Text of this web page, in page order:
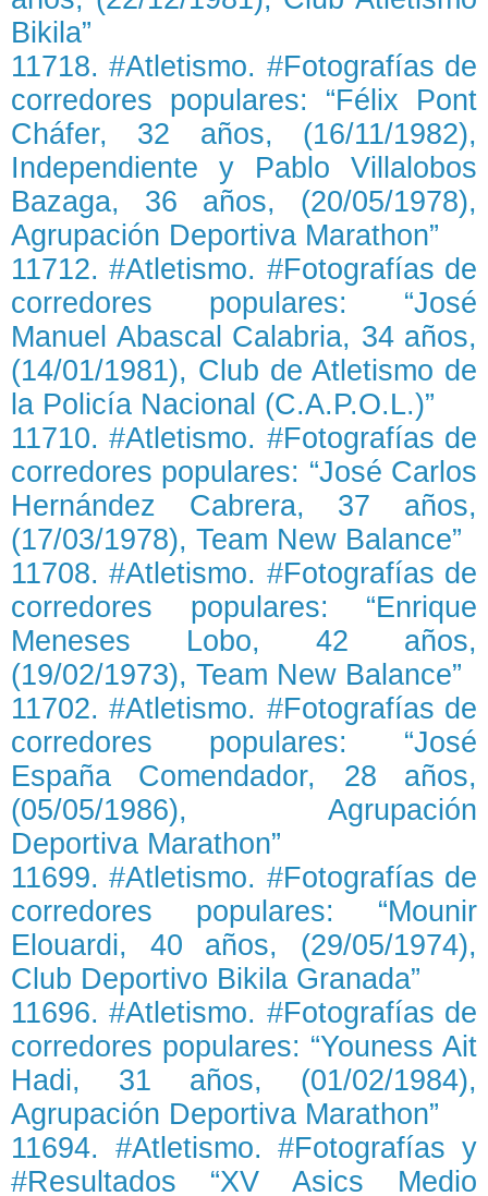
Bikila”
11718. #Atletismo. #Fotografías de
corredores populares: “Félix Pont
Cháfer, 32 años, (16/11/1982),
Independiente y Pablo Villalobos
Bazaga, 36 años, (20/05/1978),
Agrupación Deportiva Marathon”
11712. #Atletismo. #Fotografías de
corredores populares: “José
Manuel Abascal Calabria, 34 años,
(14/01/1981), Club de Atletismo de
la Policía Nacional (C.A.P.O.L.)”
11710. #Atletismo. #Fotografías de
corredores populares: “José Carlos
Hernández Cabrera, 37 años,
(17/03/1978), Team New Balance”
11708. #Atletismo. #Fotografías de
corredores populares: “Enrique
Meneses Lobo, 42 años,
(19/02/1973), Team New Balance”
11702. #Atletismo. #Fotografías de
corredores populares: “José
España Comendador, 28 años,
(05/05/1986), Agrupación
Deportiva Marathon”
11699. #Atletismo. #Fotografías de
corredores populares: “Mounir
Elouardi, 40 años, (29/05/1974),
Club Deportivo Bikila Granada”
11696. #Atletismo. #Fotografías de
corredores populares: “Youness Ait
Hadi, 31 años, (01/02/1984),
Agrupación Deportiva Marathon”
11694. #Atletismo. #Fotografías y
#Resultados “XV Asics Medio